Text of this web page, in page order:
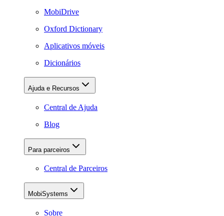
MobiDrive
Oxford Dictionary
Aplicativos móveis
Dicionários
Ajuda e Recursos
Central de Ajuda
Blog
Para parceiros
Central de Parceiros
MobiSystems
Sobre